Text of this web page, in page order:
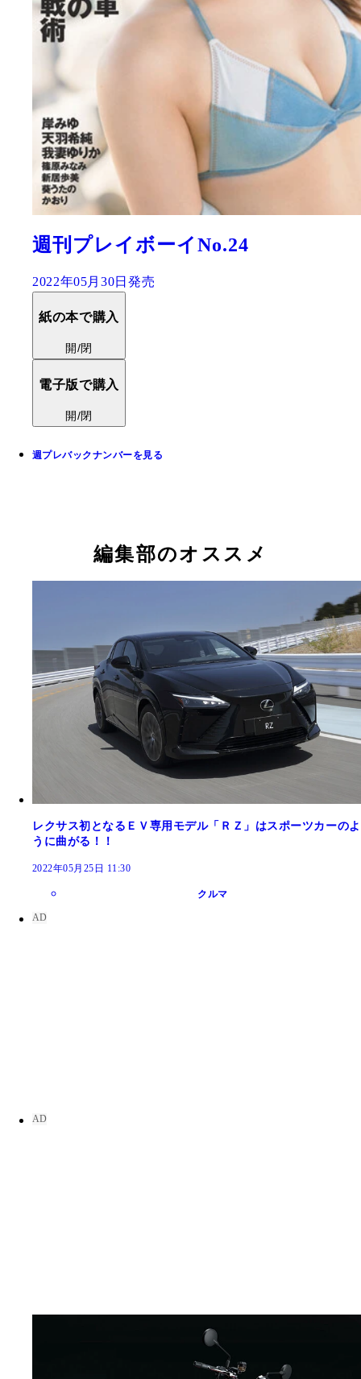
週刊プレイボーイNo.24
2022年05月30日発売
紙の本で購入
開/閉
電子版で購入
開/閉
週プレバックナンバーを見る
編集部のオススメ
レクサス初となるＥＶ専用モデル「ＲＺ」はスポーツカーのよ
うに曲がる！！
2022年05月25日 11:30
クルマ